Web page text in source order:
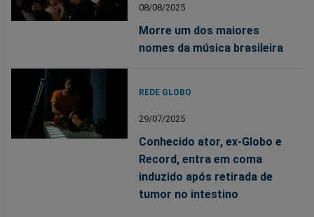
08/08/2025
Morre um dos maiores
nomes da música brasileira
REDE GLOBO
29/07/2025
Conhecido ator, ex-Globo e
Record, entra em coma
induzido após retirada de
tumor no intestino